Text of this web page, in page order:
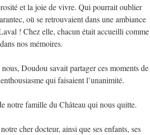
et la joie de vivre. Qui pourrait oublier
où se retrouvaient dans une ambiance
! Chez elle, chacun était accueilli comme
nos mémoires.
Doudou savait partager ces moments de
qui faisaient l’unanimité.
notre famille du Château qui nous quitte.
cher docteur, ainsi que ses enfants, ses